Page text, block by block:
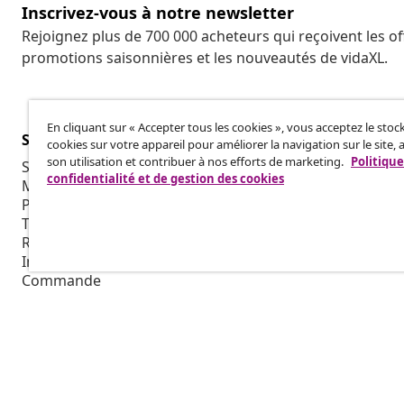
Inscrivez-vous à notre newsletter
Rejoignez plus de 700 000 acheteurs qui reçoivent les
promotions saisonnières et les nouveautés de vidaXL.
Service Clients
Suivez votre commande
Mon compte
Paiement
Transport et livraison
Retour
Informations sur le produit
Commande
Entreprises
Programme
En cliquant sur « Accepter tous les cookies », vous acceptez le
cookies sur votre appareil pour améliorer la navigation sur le site,
son utilisation et contribuer à nos efforts de marketing.
confidentialité et de gestion des cookies